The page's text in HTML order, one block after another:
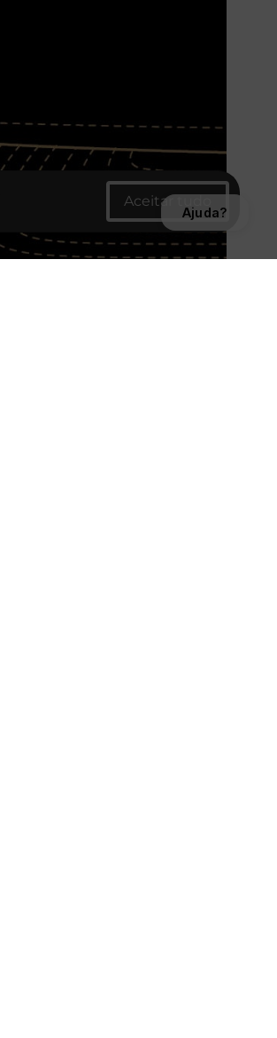
Ajuda?